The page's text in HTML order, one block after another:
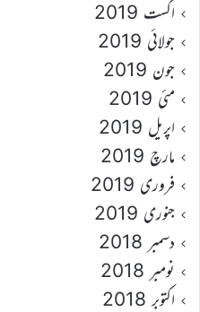
اگست 2019
جولائی 2019
جون 2019
مئی 2019
اپریل 2019
مارچ 2019
فروری 2019
جنوری 2019
دسمبر 2018
نومبر 2018
اکتوبر 2018